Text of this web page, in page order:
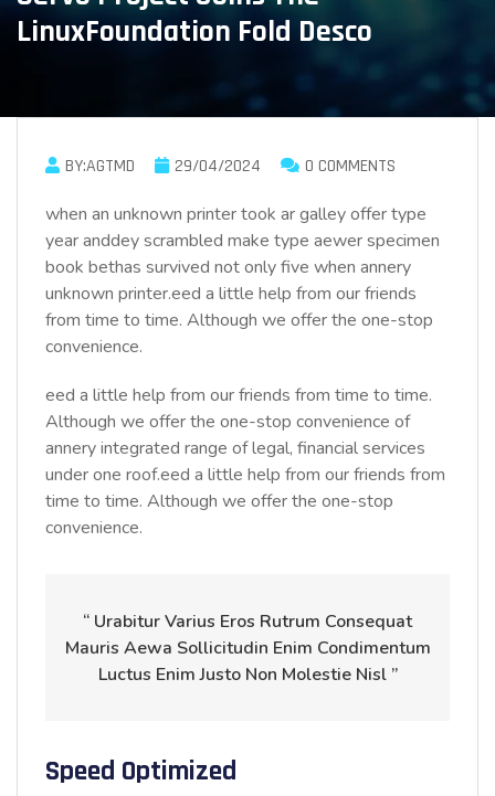
LinuxFoundation Fold Desco
BY:AGTMD 29/04/2024 0 COMMENTS
when an unknown printer took ar galley offer type
year anddey scrambled make type aewer specimen
book bethas survived not only five when annery
unknown printer.eed a little help from our friends
from time to time. Although we offer the one-stop
convenience.
eed a little help from our friends from time to time.
Although we offer the one-stop convenience of
annery integrated range of legal, financial services
under one roof.eed a little help from our friends from
time to time. Although we offer the one-stop
convenience.
“ Urabitur Varius Eros Rutrum Consequat
Mauris Aewa Sollicitudin Enim Condimentum
Luctus Enim Justo Non Molestie Nisl ”
Speed Optimized